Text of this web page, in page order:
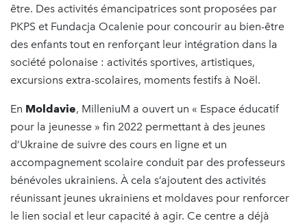
être. Des activités émancipatrices sont proposées par
PKPS et Fundacja Ocalenie pour concourir au bien-être
des enfants tout en renforçant leur intégration dans la
société polonaise : activités sportives, artistiques,
excursions extra-scolaires, moments festifs à Noël.
En Moldavie, MilleniuM a ouvert un « Espace éducatif
pour la jeunesse » fin 2022 permettant à des jeunes
d’Ukraine de suivre des cours en ligne et un
accompagnement scolaire conduit par des professeurs
bénévoles ukrainiens. À cela s’ajoutent des activités
réunissant jeunes ukrainiens et moldaves pour renforcer
le lien social et leur capacité à agir. Ce centre a déjà